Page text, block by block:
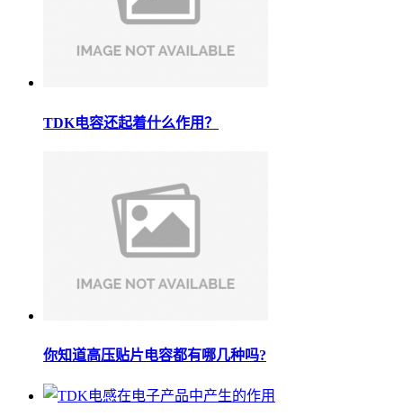
TDK电容还起着什么作用？
你知道高压贴片电容都有哪几种吗?